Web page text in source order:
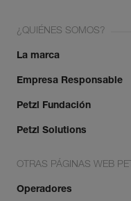
¿QUIÉNES SOMOS?
La marca
Empresa Responsable
Petzl Fundación
Petzl Solutions
OTRAS PÁGINAS WEB
Operadores